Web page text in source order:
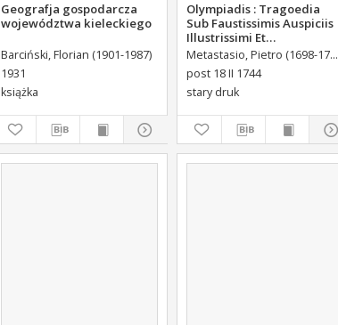
Geografja gospodarcza
województwa kieleckiego
Barciński, Florian (1901-1987)
1931
książka
Olympiadis : Tragoedia
Sub Faustissimis Auspiciis
Illustrissimi Et
Eccellentissimi Comitis De
Brühl Liberi Baronis de
Forste & de Pfoerthen [...]
Metastasio, Pietro (1698-1782)
post 18 II 1744
stary druk